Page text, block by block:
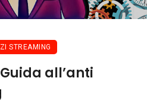
STREAMING
all’anti